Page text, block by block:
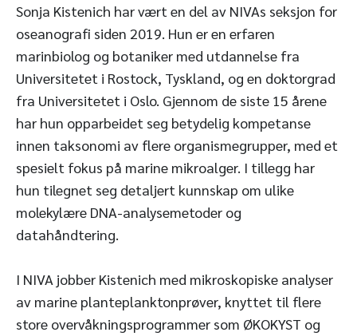
Sonja Kistenich har vært en del av NIVAs seksjon for
oseanografi siden 2019. Hun er en erfaren
marinbiolog og botaniker med utdannelse fra
Universitetet i Rostock, Tyskland, og en doktorgrad
fra Universitetet i Oslo. Gjennom de siste 15 årene
har hun opparbeidet seg betydelig kompetanse
innen taksonomi av flere organismegrupper, med et
spesielt fokus på marine mikroalger. I tillegg har
hun tilegnet seg detaljert kunnskap om ulike
molekylære DNA-analysemetoder og
datahåndtering.
I NIVA jobber Kistenich med mikroskopiske analyser
av marine planteplanktonprøver, knyttet til flere
store overvåkningsprogrammer som ØKOKYST og